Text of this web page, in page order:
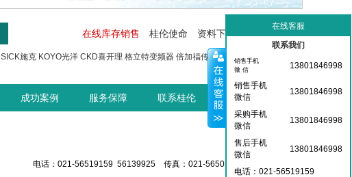
在线库存销售 桂伦使命 资料下载 工控交流中心
SICK施克 KOYO光洋 CKD喜开理 格立特变频器 倍加福传感器 菲尼克斯端子
成功案例 服务保障 联系桂伦 桂伦资讯中心
电话：021-56519159 56139925 传真：021-56503715 36359826
在线客服
联系我们
销售手机
微 信
13801846998
销售手机
微信
13801846998
采购手机
微信
13801846998
售后手机
微信
13801846998
电话：021-56519159